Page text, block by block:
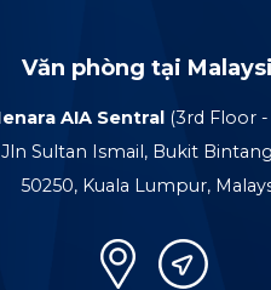
Văn phòng tại
AIA Sentral (3rd Floor -
Jln Sultan Ismail, Bukit
50250, Kuala Lumpur,